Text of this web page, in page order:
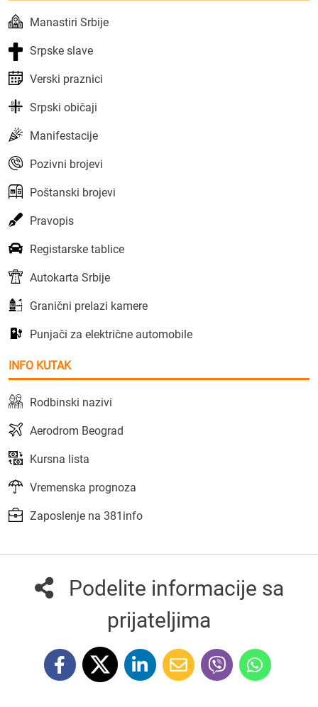
Manastiri Srbije
Srpske slave
Verski praznici
Srpski običaji
Manifestacije
Pozivni brojevi
Poštanski brojevi
Pravopis
Registarske tablice
Autokarta Srbije
Granični prelazi kamere
Punjači za električne automobile
INFO KUTAK
Rodbinski nazivi
Aerodrom Beograd
Kursna lista
Vremenska prognoza
Zaposlenje na 381info
Podelite informacije sa
prijateljima